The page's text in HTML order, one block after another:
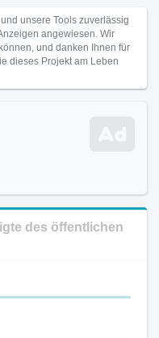
unsere Tools zuverlässig
angewiesen. Wir
und danken Ihnen für
dieses Projekt am Leben
des öffentlichen